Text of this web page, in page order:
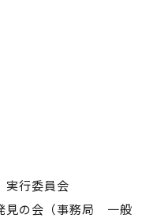
実行委員会
会（事務局 一般